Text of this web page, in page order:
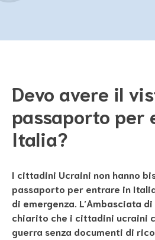
Devo avere il
passaporto per
Italia?
I cittadini Ucraini non hanno
passaporto per entrare in
di emergenza. L’Ambasciata
chiarito che i cittadini ucraini
guerra senza documenti di